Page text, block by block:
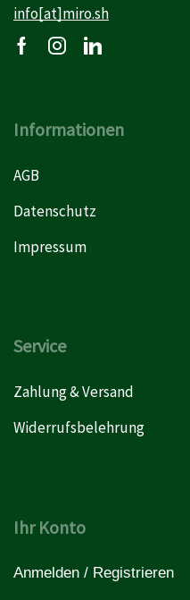
info[at]miro.sh
Informationen
AGB
Datenschutz
Impressum
Service
Zahlung & Versand
Widerrufsbelehrung
Ihr Konto
Anmelden / Registrieren